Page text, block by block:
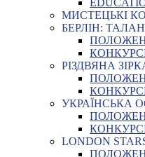
МИСТЕЦЬКІ
БЕРЛІН:
РІЗДВЯНА
УКРАЇНСЬКА
LONDON